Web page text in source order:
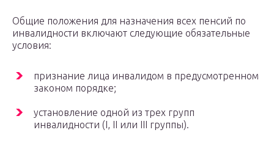
Общие положения для назначения всех пенсий по
инвалидности включают следующие обязательные
условия:
признание лица инвалидом в предусмотренном
законом порядке;
установление одной из трех групп
инвалидности (I, II или III группы).